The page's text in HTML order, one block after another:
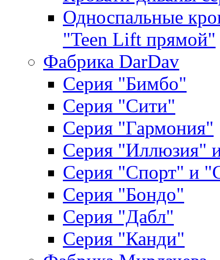
Односпальные
"Teen Lift прямой"
Фабрика DarDav
Серия "Бимбо"
Серия "Сити"
Серия "Гармония"
Серия "Иллюзия"
Серия "Спорт" и
Серия "Бондо"
Серия "Дабл"
Серия "Канди"